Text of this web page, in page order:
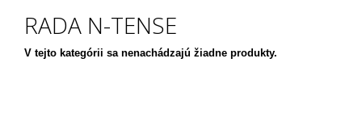
RADA N-TENSE
V tejto kategórii sa nenachádzajú žiadne produkty.